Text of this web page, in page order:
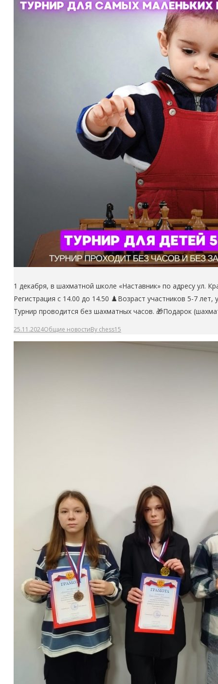
1 декабря, в шахматной школе «Наставник» по адресу ул.
Регистрация с 14.00 до 14.50 ♟️Возраст участников 5-7
Турнир проводится без шахматных часов. 🎁Подарок
25.11.2024Общие новостиBy chess15